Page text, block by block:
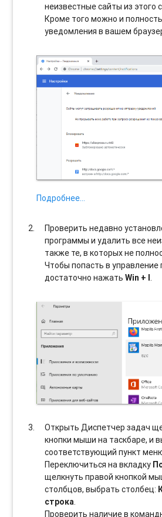
неизвестные сайты из этого
Кроме того можно и
уведомления в вашем
Подробнее…
Проверить недавно
программы и удалить все
также те, в которых не
Чтобы попасть в
достаточно нажатьWin + I.
Открыть Диспетчер задач
кнопки мыши на таскбаре, и
соотвeтствующий пункт
Переключиться на вкладку
щелкнуть правой кнопкой
столбцов, выбрать столбец:
строка.
Проверить наличие в